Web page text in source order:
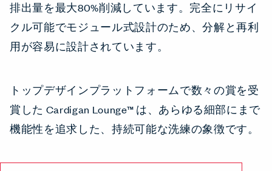
排出量を最大80%削減しています。完全にリサイ
クル可能でモジュール式設計のため、分解と再利
用が容易に設計されています。
トップデザインプラットフォームで数々の賞を受
賞した Cardigan Lounge™ は、あらゆる細部にまで
機能性を追求した、持続可能な洗練の象徴です。